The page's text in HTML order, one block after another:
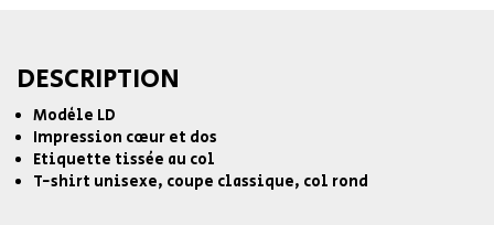
DESCRIPTION
Modèle LD
Impression cœur et dos
Etiquette tissée au col
T-shirt unisexe, coupe classique, col rond